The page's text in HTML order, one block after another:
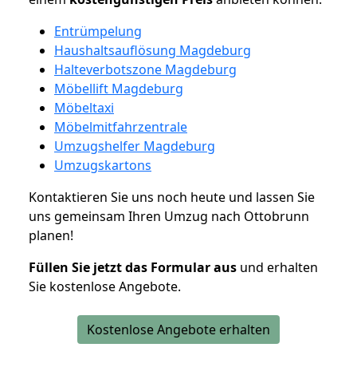
Entrümpelung
Haushaltsauflösung Magdeburg
Halteverbotszone Magdeburg
Möbellift Magdeburg
Möbeltaxi
Möbelmitfahrzentrale
Umzugshelfer Magdeburg
Umzugskartons
Kontaktieren Sie uns noch heute und lassen Sie
uns gemeinsam Ihren Umzug nach Ottobrunn
planen!
Füllen Sie jetzt das Formular aus und erhalten
Sie kostenlose Angebote.
Kostenlose Angebote erhalten